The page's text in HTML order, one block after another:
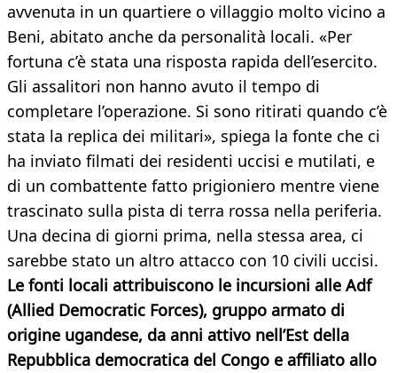
avvenuta in un quartiere o villaggio molto vicino a
Beni, abitato anche da personalità locali. «Per
fortuna c’è stata una risposta rapida dell’esercito.
Gli assalitori non hanno avuto il tempo di
completare l’operazione. Si sono ritirati quando c’è
stata la replica dei militari», spiega la fonte che ci
ha inviato filmati dei residenti uccisi e mutilati, e
di un combattente fatto prigioniero mentre viene
trascinato sulla pista di terra rossa nella periferia.
Una decina di giorni prima, nella stessa area, ci
sarebbe stato un altro attacco con 10 civili uccisi.
Le fonti locali attribuiscono le incursioni alle Adf
(Allied Democratic Forces), gruppo armato di
origine ugandese, da anni attivo nell’Est della
Repubblica democratica del Congo e affiliato allo